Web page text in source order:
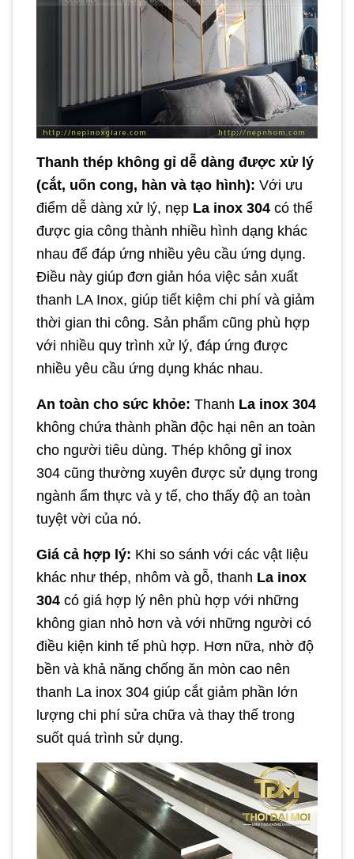
Thanh thép không gỉ dễ dàng được xử lý
(cắt, uốn cong, hàn và tạo hình): Với ưu
điểm dễ dàng xử lý, nẹp La inox 304 có thể
được gia công thành nhiều hình dạng khác
nhau để đáp ứng nhiều yêu cầu ứng dụng.
Điều này giúp đơn giản hóa việc sản xuất
thanh LA Inox, giúp tiết kiệm chi phí và giảm
thời gian thi công. Sản phẩm cũng phù hợp
với nhiều quy trình xử lý, đáp ứng được
nhiều yêu cầu ứng dụng khác nhau.
An toàn cho sức khỏe: Thanh La inox 304
không chứa thành phần độc hại nên an toàn
cho người tiêu dùng. Thép không gỉ inox
304 cũng thường xuyên được sử dụng trong
ngành ẩm thực và y tế, cho thấy độ an toàn
tuyệt vời của nó.
Giá cả hợp lý: Khi so sánh với các vật liệu
khác như thép, nhôm và gỗ, thanh La inox
304 có giá hợp lý nên phù hợp với những
không gian nhỏ hơn và với những người có
điều kiện kinh tế phù hợp. Hơn nữa, nhờ độ
bền và khả năng chống ăn mòn cao nên
thanh La inox 304 giúp cắt giảm phần lớn
lượng chi phí sửa chữa và thay thế trong
suốt quá trình sử dụng.